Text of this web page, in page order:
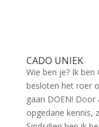
CADO UNIEK
Wie ben je? Ik ben
besloten het roer
gaan DOEN!
opgedane kennis,